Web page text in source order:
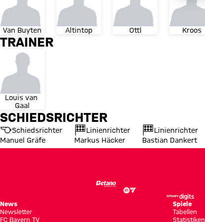
Van Buyten Altintop Ottl Kroos
TRAINER
Louis van
Gaal
SCHIEDSRICHTER
Schiedsrichter
Manuel Gräfe
Linienrichter
Markus Häcker
Linienrichter
Bastian Dankert
News
Newsletter
FC Bayern TV
Spiele
Tabellen
Statistiken